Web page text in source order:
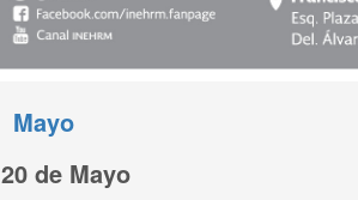
Mayo
20 de Mayo